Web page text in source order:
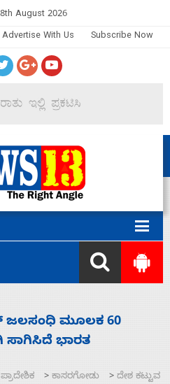
August 2026
Advertise With Us Subscribe Now
ಸದನ ನಡೆಸಲು
ಪ್ರಾದೇಶಿಕ > ಕಾಸರಗೋಡು > ದೇಶ ಕಟ್ಟುವ